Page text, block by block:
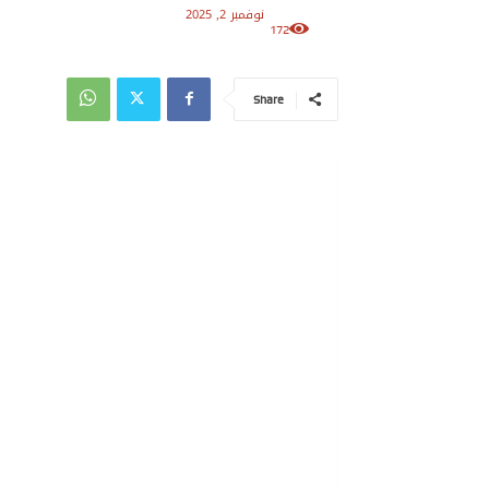
نوفمبر 2, 2025
172
Share